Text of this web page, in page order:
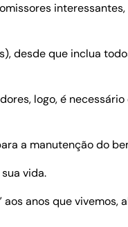
desde que inclua
logo, é
a manutenção do
vida.
anos que vivemos,